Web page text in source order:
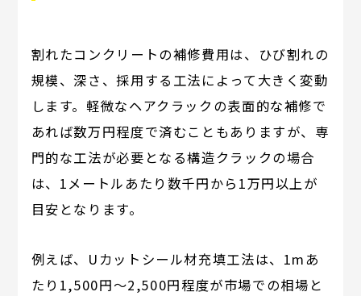
割れたコンクリートの補修費用は、ひび割れの
規模、深さ、採用する工法によって大きく変動
します。軽微なヘアクラックの表面的な補修で
あれば数万円程度で済むこともありますが、専
門的な工法が必要となる構造クラックの場合
は、1メートルあたり数千円から1万円以上が
目安となります。
例えば、Uカットシール材充填工法は、1mあ
たり1,500円〜2,500円程度が市場での相場と